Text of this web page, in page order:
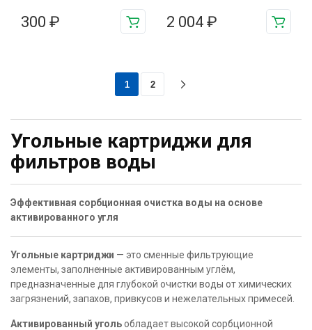
300 ₽ 2 004 ₽
1 2
Угольные картриджи для
фильтров воды
Эффективная сорбционная очистка воды на основе
активированного угля
Угольные картриджи — это сменные фильтрующие
элементы, заполненные активированным углём,
предназначенные для глубокой очистки воды от химических
загрязнений, запахов, привкусов и нежелательных примесей.
Активированный угольобладает высокой сорбционной